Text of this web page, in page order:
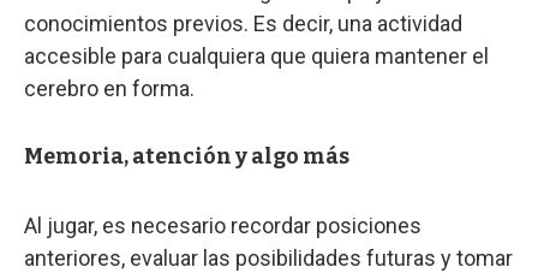
conocimientos previos. Es decir, una actividad
accesible para cualquiera que quiera mantener el
cerebro en forma.
Memoria, atención y algo más
Al jugar, es necesario recordar posiciones
anteriores, evaluar las posibilidades futuras y tomar